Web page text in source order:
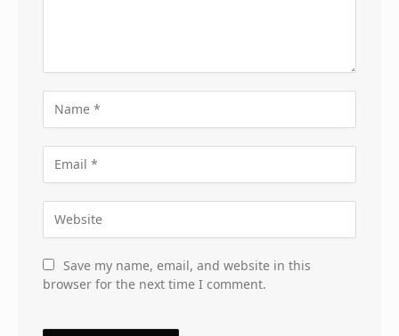
Save my name, email, and website in this
browser for the next time I comment.